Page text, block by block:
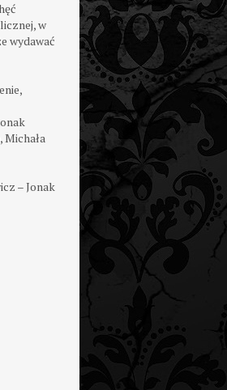
w
wydawać
– Jonak